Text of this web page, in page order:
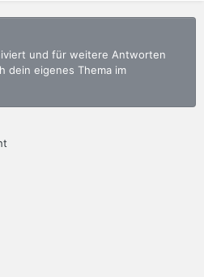
und für weitere Antworten
dein eigenes Thema im